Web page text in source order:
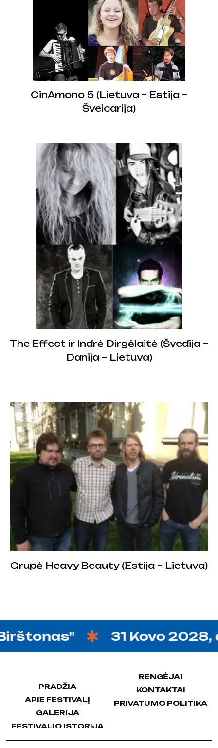
CinAmono 5 (Lietuva – Estija –
Šveicarija)
The Effect ir Indrė Dirgėlaitė (Švedija –
Danija – Lietuva)
Grupė Heavy Beauty (Estija – Lietuva)
31 Kovo 2028,
PRADŽIA
APIE FESTIVALĮ
GALERIJA
FESTIVALIO ISTORIJA
RENGĖJAI
KONTAKTAI
PRIVATUMO POLITIKA